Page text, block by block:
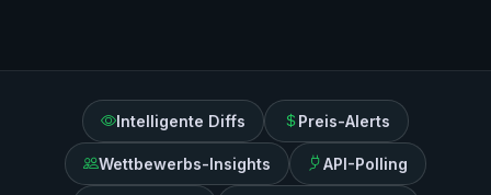
Intelligente Diffs Preis-Alerts
Wettbewerbs-Insights API-Polling